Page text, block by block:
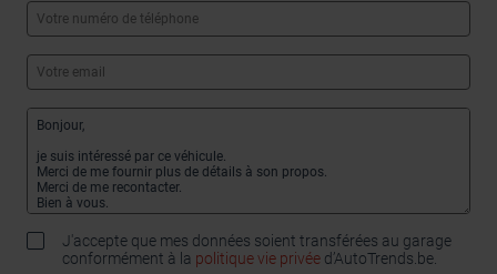
J'accepte que mes données soient transférées au garage
conformément à la politique vie privée d’AutoTrends.be.